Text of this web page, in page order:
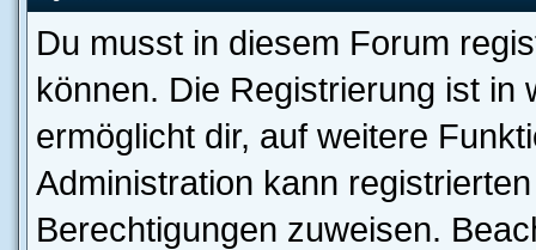
Du musst in diesem Forum
können. Die Registrierung ist in
ermöglicht dir, auf weitere
Administration kann
Berechtigungen zuweisen.